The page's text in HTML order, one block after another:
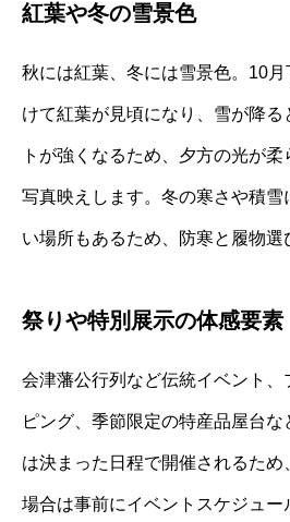
紅葉や冬の雪景色
秋には紅葉、冬には雪景色。10
けて紅葉が見頃になり、雪が降る
トが強くなるため、夕方の光が
写真映えします。冬の寒さや積雪
い場所もあるため、防寒と履物選
祭りや特別展示の体感要素
会津藩公行列など伝統イベント、
ピング、季節限定の特産品屋台
は決まった日程で開催されるた
場合は事前にイベントスケジュー